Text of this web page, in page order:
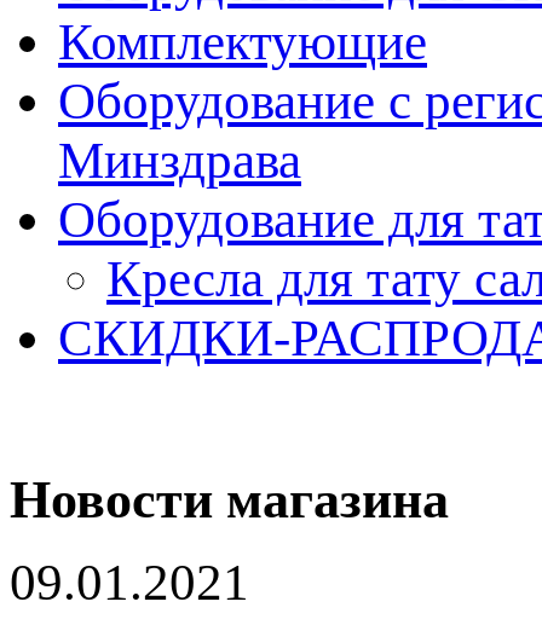
Комплектующие
Оборудование с
Минздрава
Оборудование для
Кресла для тату
СКИДКИ-
Новости магазина
09.01.2021